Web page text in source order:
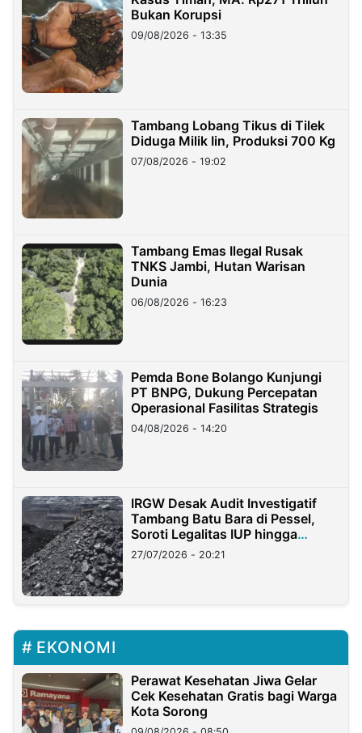
Bukan Korupsi
09/08/2026 - 13:35
Tambang Lobang Tikus di Tilek
Diduga Milik Iin, Produksi 700 Kg
07/08/2026 - 19:02
Tambang Emas Ilegal Rusak
TNKS Jambi, Hutan Warisan
Dunia
06/08/2026 - 16:23
Pemda Bone Bolango Kunjungi
PT BNPG, Dukung Percepatan
Operasional Fasilitas Strategis
04/08/2026 - 14:20
IRGW Desak Audit Investigatif
Tambang Batu Bara di Pessel,
Soroti Legalitas IUP hingga
Stockpile
27/07/2026 - 20:21
EKONOMI
Perawat Kesehatan Jiwa Gelar
Cek Kesehatan Gratis bagi Warga
Kota Sorong